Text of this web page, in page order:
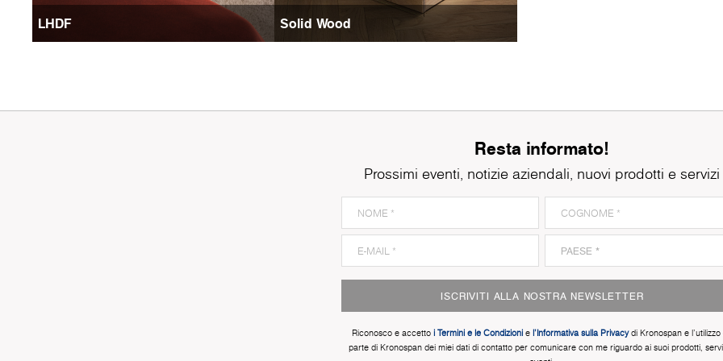
LHDF Solid Wood
Resta informato!
Prossimi eventi, notizie aziendali, nuovi prodotti e servizi
ISCRIVITI ALLA NOSTRA NEWSLETTER
Riconosco e accetto i Termini e le Condizionie l'Informativa sulla Privacydi Kronospan e l'utilizzo
parte di Kronospan dei miei dati di contatto per comunicare con me riguardo ai suoi prodotti,